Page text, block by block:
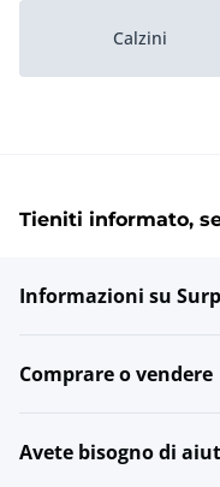
Calzini
Camicie da notte
Tieniti informato,
Informazioni su
Comprare o vendere
Avete bisogno di